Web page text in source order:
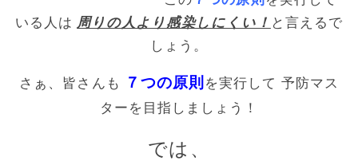
いる人は 周りの人より感染しにくい！ と言えるで
しょう。
さぁ、皆さんも ７つの原則 を実行して 予防マス
ターを目指しましょう！
では、